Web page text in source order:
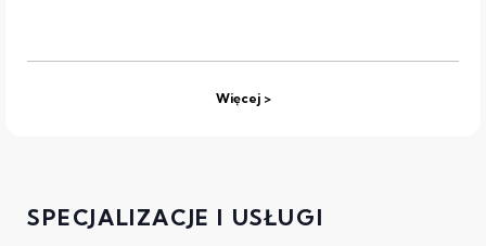
Więcej
SPECJALIZACJE I USŁUGI